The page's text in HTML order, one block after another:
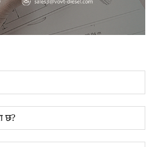
छ?